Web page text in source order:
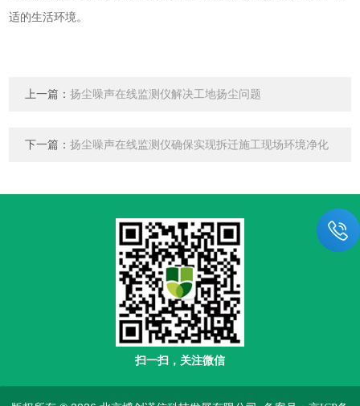
适的生活环境。
上一篇：扬尘噪声在线监测仪解决工地扬尘问题
下一篇：扬尘噪声在线监测仪确保实现拆迁施工现场环境净化
扫一扫，关注微信